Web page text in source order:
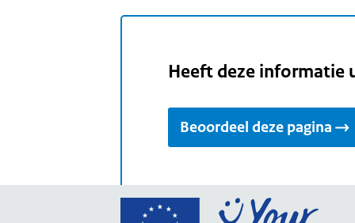
Heeft deze informatie
Beoordeel deze pagina
Ga